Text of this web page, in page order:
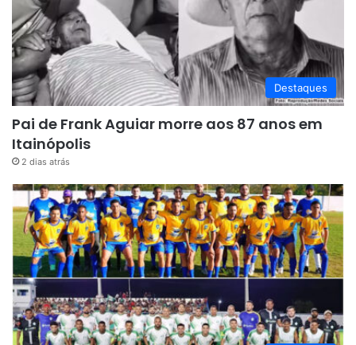
Destaques
Pai de Frank Aguiar morre aos 87 anos em
Itainópolis
2 dias atrás